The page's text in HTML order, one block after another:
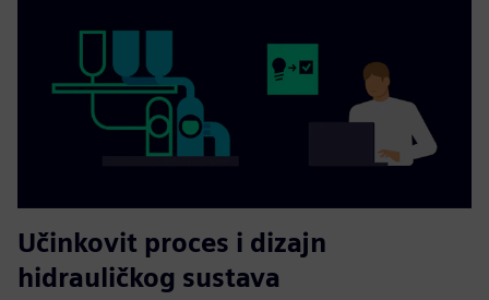
Učinkovit proces i dizajn
hidrauličkog sustava